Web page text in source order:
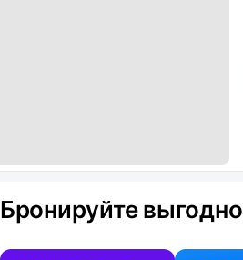
Бронируйте выгодно